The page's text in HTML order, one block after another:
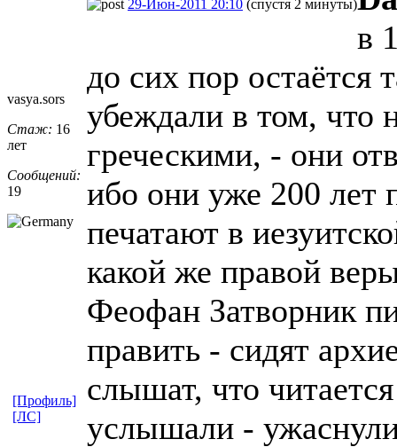
vasya.sors
Стаж: 16
лет
Сообщений:
19
29-Июн-2011 20:10 (спустя 2 минуты)
в
до сих пор остаётся
убеждали в том, что
греческими, - они
ибо они уже 200 лет
печатают в
какой же правой
Феофан Затворник
править - сидят
слышат, что
услышали -
[Профиль]
[ЛС]